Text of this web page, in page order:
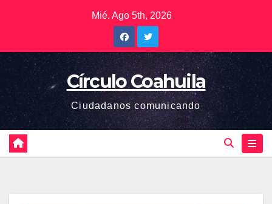
Mié. Ago 5th, 2026
Círculo Coahuila
Ciudadanos comunicando